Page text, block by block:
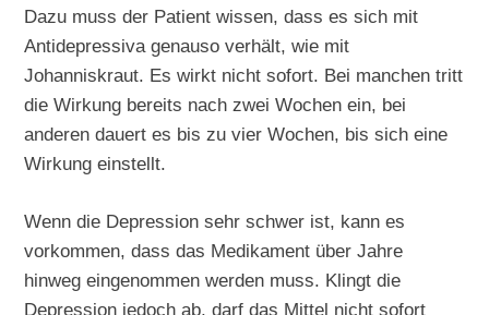
Dazu muss der Patient wissen, dass es sich mit
Antidepressiva genauso verhält, wie mit
Johanniskraut. Es wirkt nicht sofort. Bei manchen tritt
die Wirkung bereits nach zwei Wochen ein, bei
anderen dauert es bis zu vier Wochen, bis sich eine
Wirkung einstellt.
Wenn die Depression sehr schwer ist, kann es
vorkommen, dass das Medikament über Jahre
hinweg eingenommen werden muss. Klingt die
Depression jedoch ab, darf das Mittel nicht sofort